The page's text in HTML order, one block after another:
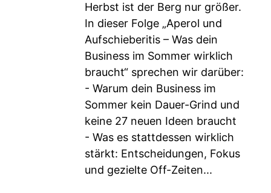
Herbst ist der Berg nur größer.
In dieser Folge „Aperol und
Aufschieberitis – Was dein
Business im Sommer wirklich
braucht“ sprechen wir darüber:
- Warum dein Business im
Sommer kein Dauer-Grind und
keine 27 neuen Ideen braucht
- Was es stattdessen wirklich
stärkt: Entscheidungen, Fokus
und gezielte Off-Zeiten...